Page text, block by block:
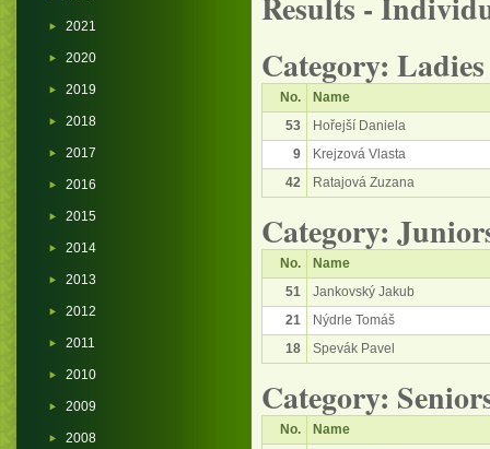
Category: Ladies
No.
Name
53
Hořejší Daniela
9
Krejzová Vlasta
42
Ratajová Zuzana
Category:
No.
Name
51
Jankovský Jakub
21
Nýdrle Tomáš
18
Spevák Pavel
Category:
No.
Name
2021
2020
2019
2018
2017
2016
2015
2014
2013
2012
2011
2010
2009
2008